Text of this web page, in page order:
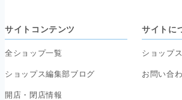
サイトコンテンツ
全ショップ一覧
ショップス編集部ブログ
開店・閉店情報
サイトに
ショップ
お問い合